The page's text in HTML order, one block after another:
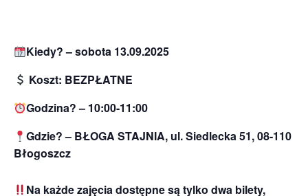
Kiedy? – sobota 13.09.2025
Koszt: BEZPŁATNE
Godzina? – 10:00-11:00
Gdzie? – BŁOGA STAJNIA, ul. Siedlecka 51, 08-110
Błogoszcz
Na każde zajęcia dostępne są tylko dwa bilety,